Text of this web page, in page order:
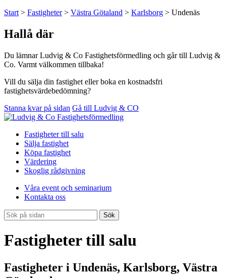
Start > Fastigheter> Västra Götaland > Karlsborg > Undenäs
Hallå där
Du lämnar Ludvig & Co Fastighetsförmedling och går till Ludvig &
Co. Varmt välkommen tillbaka!
Vill du sälja din fastighet eller boka en kostnadsfri
fastighetsvärdebedömning?
Stanna kvar på sidan Gå till Ludvig & CO
Fastigheter till salu
Sälja fastighet
Köpa fastighet
Värdering
Skoglig rådgivning
Våra event och seminarium
Kontakta oss
Sök
Fastigheter till salu
Fastigheter i Undenäs, Karlsborg, Västra